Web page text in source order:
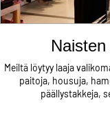
Meiltä löytyy laaja
paitoja, housuja,
päällystakkeja,